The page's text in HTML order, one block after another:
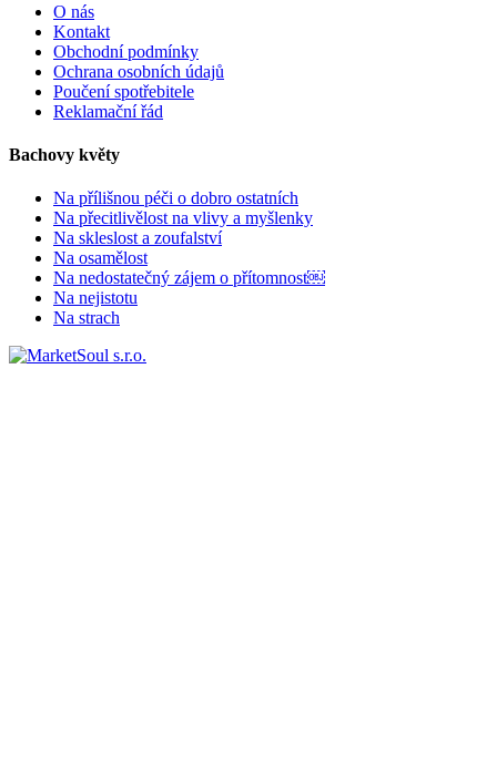
O nás
Kontakt
Obchodní podmínky
Ochrana osobních údajů
Poučení spotřebitele
Reklamační řád
Bachovy květy
Na přílišnou péči o dobro ostatních
Na přecitlivělost na vlivy a myšlenky
Na skleslost a zoufalství
Na osamělost
Na nedostatečný zájem o přítomnost￼
Na nejistotu
Na strach